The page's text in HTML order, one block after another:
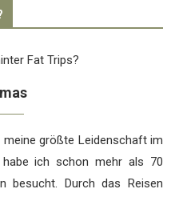
größte Leidenschaft im
ich schon mehr als 70
besucht. Durch das Reisen